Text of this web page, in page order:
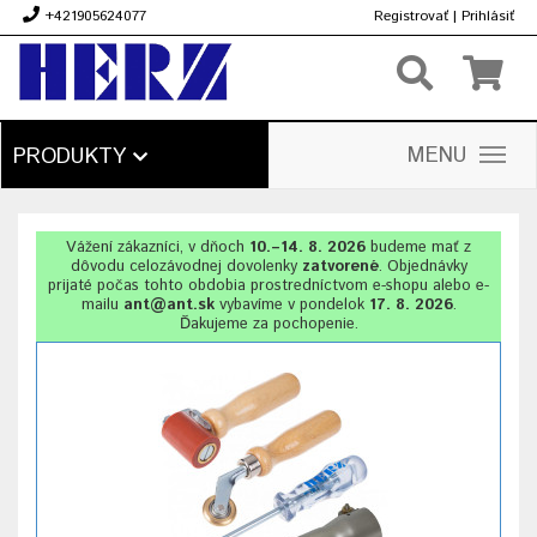
+421905624077 Registrovať | Prihlásiť
PRODUKTY MENU
Vážení zákazníci, v dňoch 10.–14. 8. 2026 budeme mať z
dôvodu celozávodnej dovolenkyzatvorené. Objednávky
prijaté počas tohto obdobia prostredníctvom e-shopu alebo e-
mailu ant@ant.skvybavíme v pondelok 17. 8. 2026.
Ďakujeme za pochopenie.